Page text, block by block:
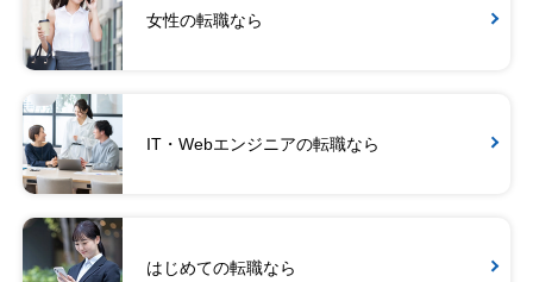
女性の転職なら
IT・Webエンジニアの転職なら
はじめての転職なら